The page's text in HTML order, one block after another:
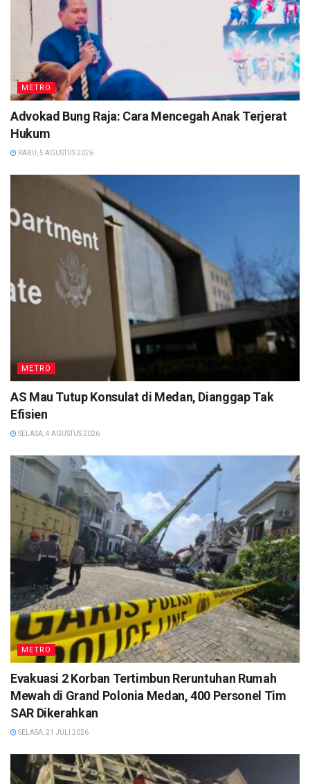
METRO
Advokad Bung Raja: Cara Mencegah Anak Terjerat
Hukum
RABU, 5 AGUSTUS 2026
METRO
AS Mau Tutup Konsulat di Medan, Dianggap Tak
Efisien
SELASA, 4 AGUSTUS 2026
METRO
Evakuasi 2 Korban Tertimbun Reruntuhan Rumah
Mewah di Grand Polonia Medan, 400 Personel Tim
SAR Dikerahkan
SELASA, 21 JULI 2026